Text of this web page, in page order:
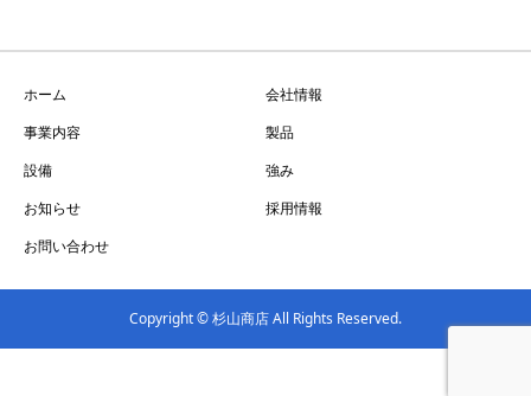
ホーム
会社情報
事業内容
製品
設備
強み
お知らせ
採用情報
お問い合わせ
Copyright © 杉山商店 All Rights Reserved.